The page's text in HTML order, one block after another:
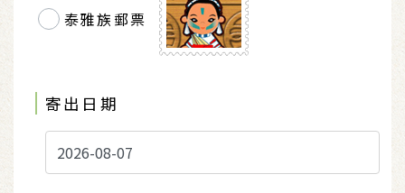
泰雅族郵票
寄出日期